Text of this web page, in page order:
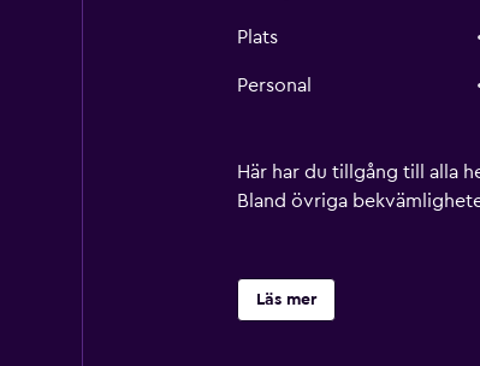
Plats
Personal
Här har du tillgång till alla
Bland övriga
Läs mer